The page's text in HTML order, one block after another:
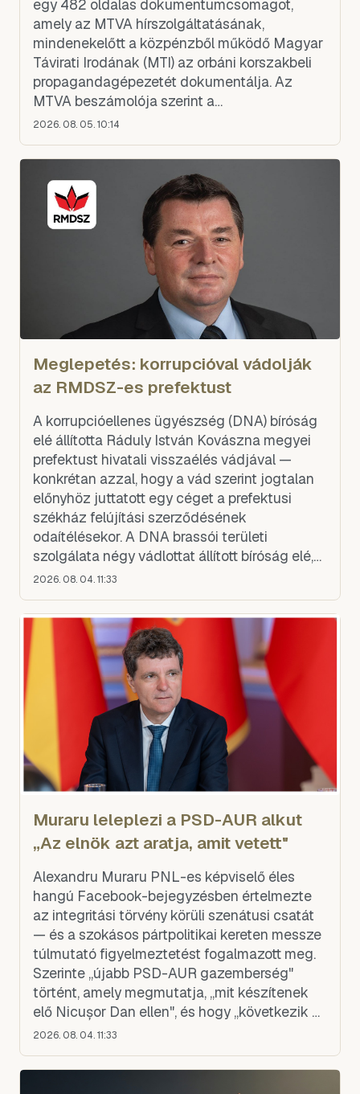
egy 482 oldalas dokumentumcsomagot,
amely az MTVA hírszolgáltatásának,
mindenekelőtt a közpénzből működő Magyar
Távirati Irodának (MTI) az orbáni korszakbeli
propagandagépezetét dokumentálja. Az
MTVA beszámolója szerint a
dokumentumokat az intézmény néhány
munkacsoportnak" nevező tudósító
2026. 08. 05. 10:14
Meglepetés: korrupcióval vádolják
az RMDSZ-es prefektust
A korrupcióellenes ügyészség (DNA) bíróság
elé állította Ráduly István Kovászna megyei
prefektust hivatali visszaélés vádjával —
konkrétan azzal, hogy a vád szerint jogtalan
előnyhöz juttatott egy céget a prefektusi
székház felújítási szerződésének
odaítélésekor. A DNA brassói területi
szolgálata négy vádlottat állított bíróság elé,
ők szabadlábon védekezhetnek: Ráduly
2026. 08. 04. 11:33
Muraru leleplezi a PSD-AUR alkut
„Az elnök azt aratja, amit vetett"
Alexandru Muraru PNL-es képviselő éles
hangú Facebook-bejegyzésben értelmezte
az integritási törvény körüli szenátusi csatát
— és a szokásos pártpolitikai kereten messze
túlmutató figyelmeztetést fogalmazott meg.
Szerinte „újabb PSD-AUR gazemberség"
történt, amely megmutatja, „mit készítenek
elő Nicușor Dan ellen", és hogy „következik a
felfüggesztési és menesztési tervezet".
2026. 08. 04. 11:33